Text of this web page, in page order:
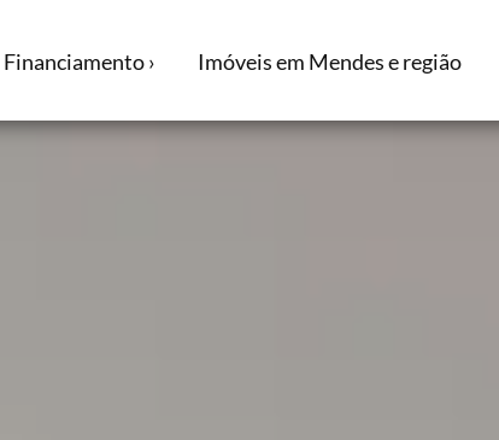
Financiamento › Imóveis em Mendes e região